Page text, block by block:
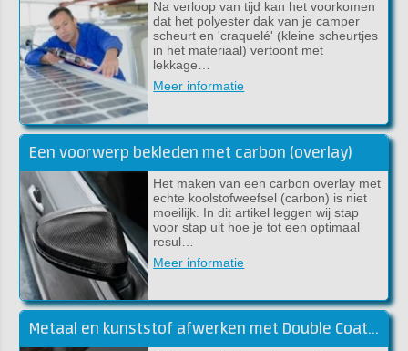
Na verloop van tijd kan het voorkomen
dat het polyester dak van je camper
scheurt en 'craquelé' (kleine scheurtjes
in het materiaal) vertoont met
lekkage…
Meer informatie
Een voorwerp bekleden met carbon (overlay)
Het maken van een carbon overlay met
echte koolstofweefsel (carbon) is niet
moeilijk. In dit artikel leggen wij stap
voor stap uit hoe je tot een optimaal
resul…
Meer informatie
Metaal en kunststof afwerken met Double Coat DD lak